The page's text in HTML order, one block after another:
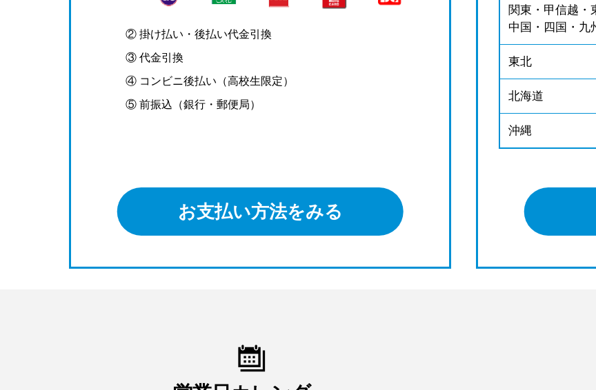
② 掛け払い・後払い代金引換
③ 代金引換
④ コンビニ後払い（高校生限定）
⑤ 前振込（銀行・郵便局）
お支払い方法をみる
関東・甲信越・
中国・四国・九
東北
北海道
沖縄